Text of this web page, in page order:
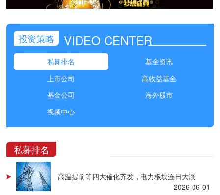
投资策略 VIDEO CENTER
私募排名
基金资讯
上市公司
高收益基金
基金公司
海外股市
视频中心
私募排名
高温提前等四大催化齐发，电力板块连日大涨
2026-06-01